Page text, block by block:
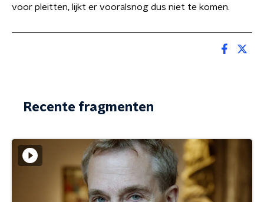
voor pleitten, lijkt er vooralsnog dus niet te komen.
Recente fragmenten